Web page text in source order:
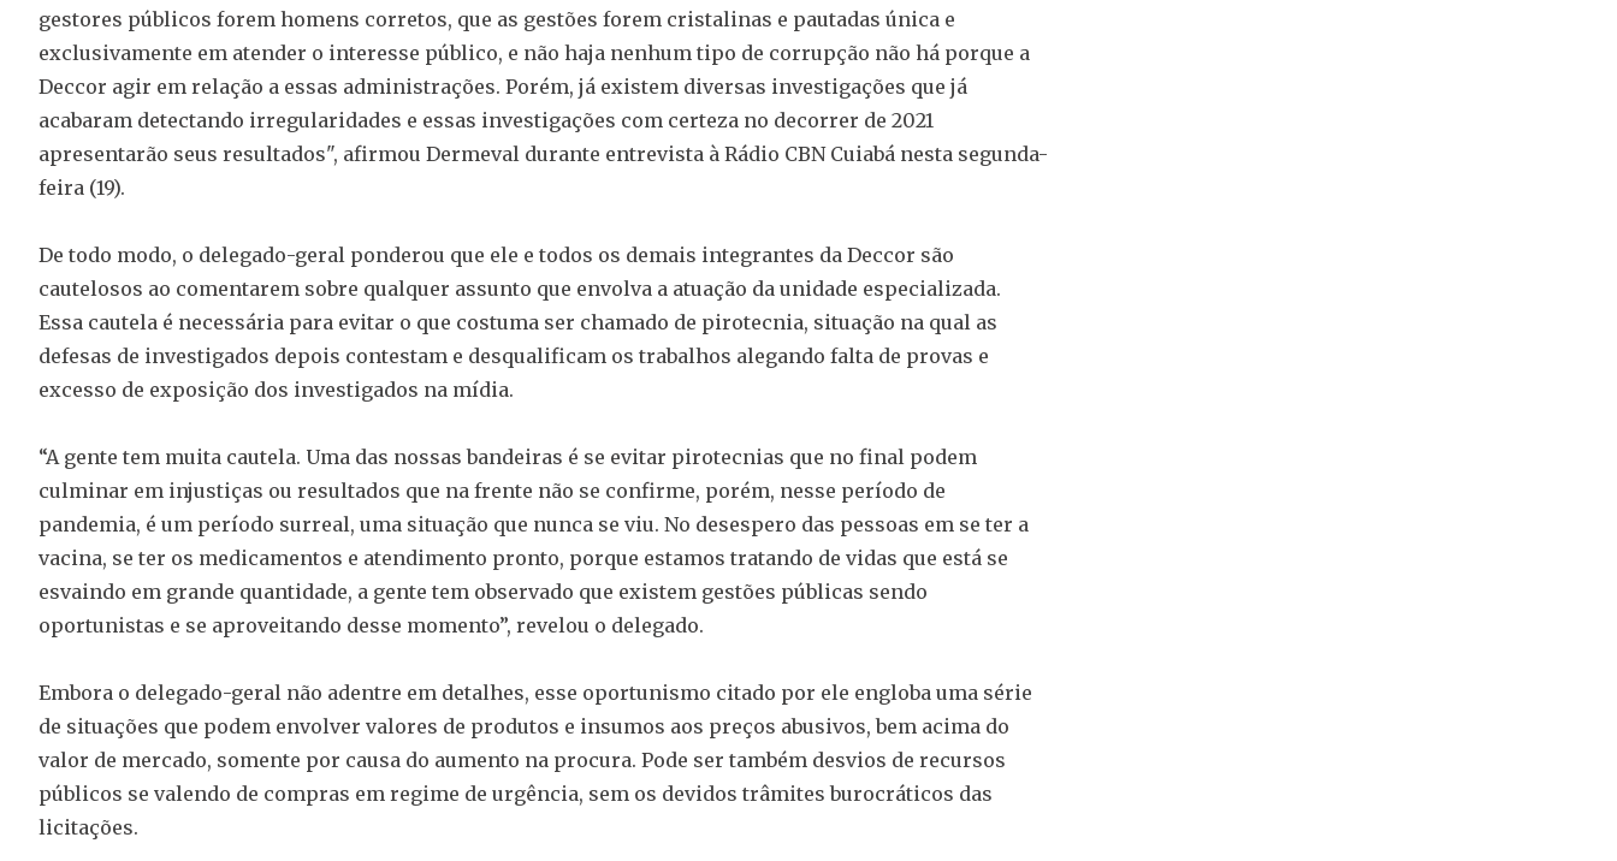
gestores públicos forem homens corretos, que as gestões forem cristalinas e pautadas única e
exclusivamente em atender o interesse público, e não haja nenhum tipo de corrupção não há porque a
Deccor agir em relação a essas administrações. Porém, já existem diversas investigações que já
acabaram detectando irregularidades e essas investigações com certeza no decorrer de 2021
apresentarão seus resultados", afirmou Dermeval durante entrevista à Rádio CBN Cuiabá nesta segunda-
feira (19).
De todo modo, o delegado-geral ponderou que ele e todos os demais integrantes da Deccor são
cautelosos ao comentarem sobre qualquer assunto que envolva a atuação da unidade especializada.
Essa cautela é necessária para evitar o que costuma ser chamado de pirotecnia, situação na qual as
defesas de investigados depois contestam e desqualificam os trabalhos alegando falta de provas e
excesso de exposição dos investigados na mídia.
“A gente tem muita cautela. Uma das nossas bandeiras é se evitar pirotecnias que no final podem
culminar em injustiças ou resultados que na frente não se confirme, porém, nesse período de
pandemia, é um período surreal, uma situação que nunca se viu. No desespero das pessoas em se ter a
vacina, se ter os medicamentos e atendimento pronto, porque estamos tratando de vidas que está se
esvaindo em grande quantidade, a gente tem observado que existem gestões públicas sendo
oportunistas e se aproveitando desse momento”, revelou o delegado.
Embora o delegado-geral não adentre em detalhes, esse oportunismo citado por ele engloba uma série
de situações que podem envolver valores de produtos e insumos aos preços abusivos, bem acima do
valor de mercado, somente por causa do aumento na procura. Pode ser também desvios de recursos
públicos se valendo de compras em regime de urgência, sem os devidos trâmites burocráticos das
licitações.